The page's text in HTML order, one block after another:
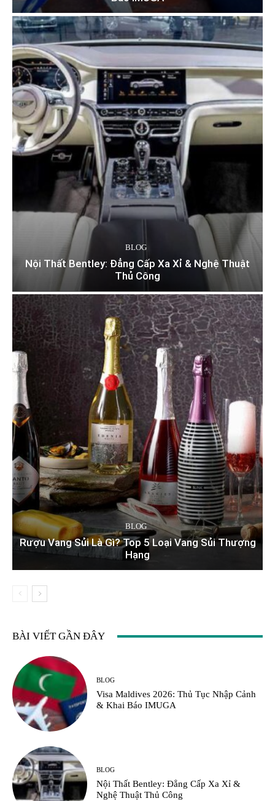
BLOG
Nội Thất Bentley: Đẳng Cấp Xa Xỉ & Nghệ Thuật
Thủ Công
BLOG
Rượu Vang Sủi Là Gì? Top 5 Loại Vang Sủi Thượng
Hạng
BÀI VIẾT GẦN ĐÂY
BLOG
Visa Maldives 2026: Thủ Tục Nhập Cảnh
& Khai Báo IMUGA
BLOG
Nội Thất Bentley: Đẳng Cấp Xa Xỉ &
Nghệ Thuật Thủ Công